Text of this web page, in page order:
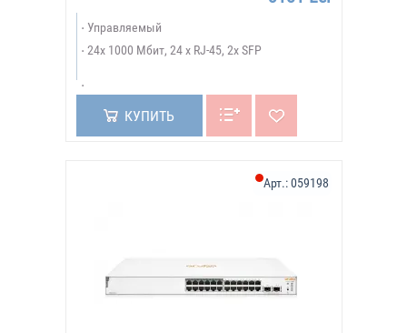
Packard. Несмотря на это, бренд Aruba был сохранен и
под них продолжают выпускать качественные
продукты, соответствующие требованиям времени.
Управляемый
24х 1000 Мбит, 24 x RJ-45, 2x SFP
КУПИТЬ
Арт.:059198